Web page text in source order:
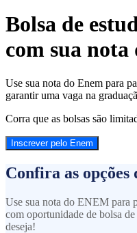
Bolsa de
com sua nota
Use sua nota do Enem para
garantir uma vaga na
Corra que as bolsas são
Inscrever pelo Enem
Confira as opções
Use sua nota do ENEM para
com oportunidade de bolsa
deseja!